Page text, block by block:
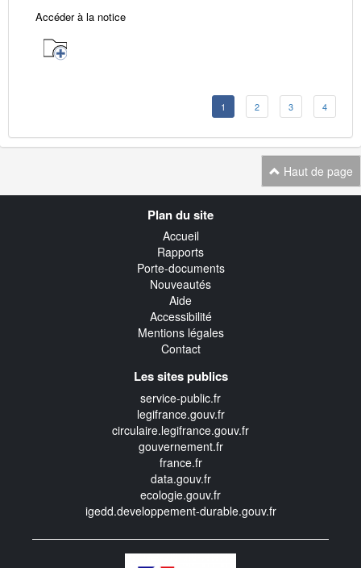
Accéder à la notice
1 2 3 4
Haut de page
Plan du site
Accueil
Rapports
Porte-documents
Nouveautés
Aide
Accessibilité
Mentions légales
Contact
Les sites publics
service-public.fr
legifrance.gouv.fr
circulaire.legifrance.gouv.fr
gouvernement.fr
france.fr
data.gouv.fr
ecologie.gouv.fr
igedd.developpement-durable.gouv.fr